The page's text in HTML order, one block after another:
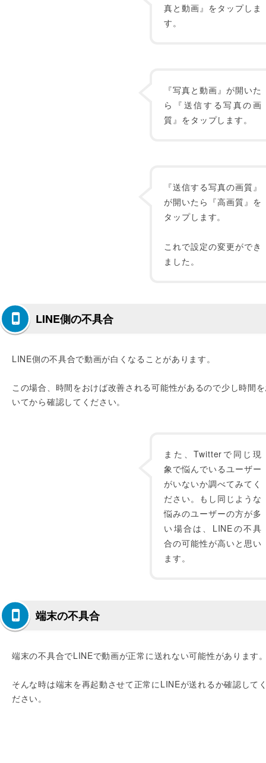
真と動画』をタップしま
す。
『写真と動画』が開いた
ら『送信する写真の画
質』をタップします。
『送信する写真の画質』
が開いたら『高画質』を
タップします。
これで設定の変更ができ
ました。
LINE側の不具合
LINE側の不具合で動画が白くなることがあります。
この場合、時間をおけば改善される可能性があるので少し時間
いてから確認してください。
また、Twitterで同じ現
象で悩んでいるユーザー
がいないか調べてみてく
ださい。もし同じような
悩みのユーザーの方が多
い場合は、LINEの不具
合の可能性が高いと思い
ます。
端末の不具合
端末の不具合でLINEで動画が正常に送れない可能性があります
そんな時は端末を再起動させて正常にLINEが送れるか確認して
ださい。